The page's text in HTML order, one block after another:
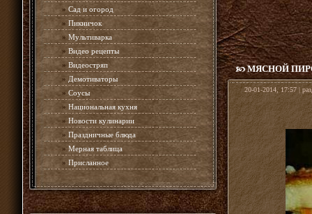
» Сад и огород
» Пикничок
» Мультиварка
» Видео рецепты
» Видеостряп
» Демотиваторы
» Соусы
» Национальная кухня
» Новости кулинарии
» Праздничные блюда
» Мерная таблица
» Присланное
МЯСНОЙ
20-01-2014, 17:57 |